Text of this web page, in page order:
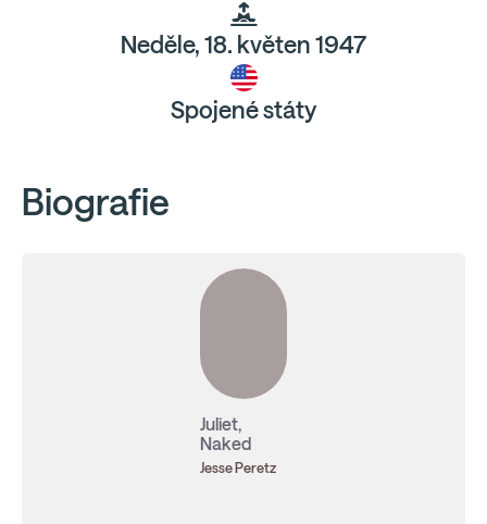
Neděle, 18. květen 1947
Spojené státy
Biografie
Juliet,
Naked
Jesse Peretz